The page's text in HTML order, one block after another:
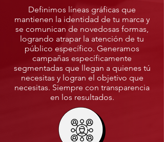
Definimos líneas gráficas que
mantienen la identidad de tu marca y
se comunican de novedosas formas,
logrando atrapar la atención de tu
público específico. Generamos
campañas específicamente
segmentadas que llegan a quienes tú
necesitas y logran el objetivo que
necesitas. Siempre con transparencia
en los resultados.